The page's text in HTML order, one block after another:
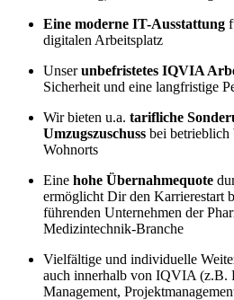
Eine moderne IT-Ausstattung
digitalen Arbeitsplatz
Unserunbefristetes IQVIA
Sicherheit und eine langfristige
Wir bieten u.a. tarifliche
Umzugszuschuss bei betrieblich
Wohnorts
Eine hohe Übernahmequote
ermöglicht Dir den Karrierestart
führenden Unternehmen der
Medizintechnik-Branche
Vielfältige und individuelle
auch innerhalb von IQVIA (z.B.
Management,